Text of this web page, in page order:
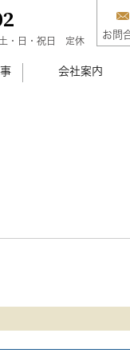
・日・祝日 定休
お問
会社案内